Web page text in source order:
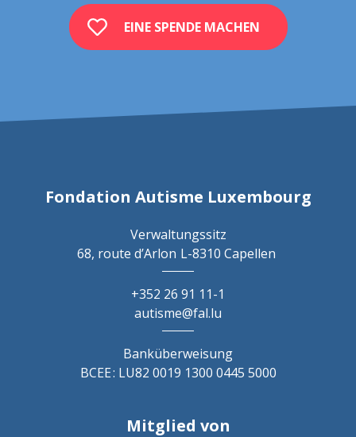
EINE SPENDE MACHEN
Fondation Autisme Luxembourg
Verwaltungssitz
68, route d’Arlon L-8310 Capellen
+352 26 91 11-1
autisme@fal.lu
Banküberweisung
BCEE : LU82 0019 1300 0445 5000
Mitglied von